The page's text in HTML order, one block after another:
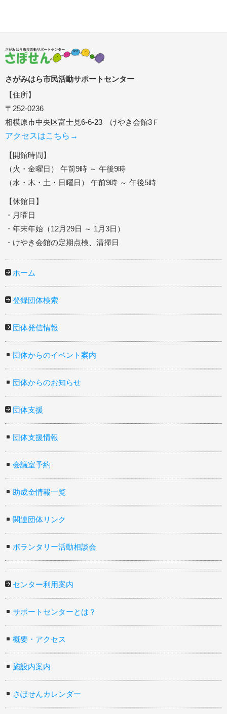
さがみはら市民活動サポートセンター
【住所】
〒252-0236
相模原市中央区富士見6-6-23 けやき会館3Ｆ
アクセスはこちら→
【開館時間】
（火・金曜日） 午前9時 ～ 午後9時
（水・木・土・日曜日） 午前9時 ～ 午後5時
【休館日】
・月曜日
・年末年始（12月29日 ～ 1月3日）
・けやき会館の定期点検、清掃日
ホーム
登録団体検索
団体発信情報
団体からのイベント案内
団体からのお知らせ
団体支援
団体支援情報
会議室予約
助成金情報一覧
関連団体リンク
ボランタリー活動相談会
センター利用案内
サポートセンターとは？
概要・アクセス
施設内案内
さぽせんカレンダー